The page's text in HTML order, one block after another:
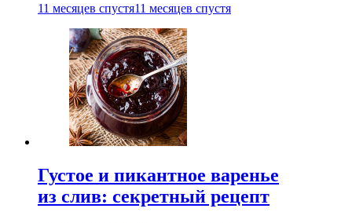
11 месяцев спустя11 месяцев спустя
Густое и пикантное варенье
из слив: секретный рецепт